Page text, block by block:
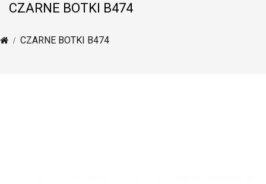
CZARNE BOTKI B474
CZARNE BOTKI B474